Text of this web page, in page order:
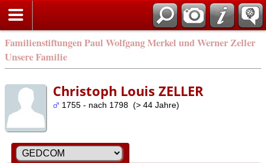
Familienstiftungen Paul Wolfgang Merkel und Werner Zeller
Unsere Familie
Christoph Louis ZELLER
1755 - nach 1798 (> 44 Jahre)